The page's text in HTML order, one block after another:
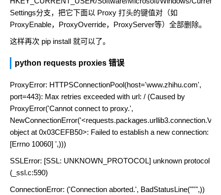
Settings分支，把它下面以 Proxy 打头的键值对（如
ProxyEnable，ProxyOverride，ProxyServer等）全部删除。
这样再次 pip install 就可以了。
python requests proxies 错误
ProxyError: HTTPSConnectionPool(host='www.zhihu.com',
port=443): Max retries exceeded with url: / (Caused by
ProxyError('Cannot connect to proxy.',
object at 0x03CEFB50>: Failed to establish a new connection:
[Errno 10060] ',)))
SSLError: [SSL: UNKNOWN_PROTOCOL] unknown protocol
(_ssl.c:590)
ConnectionError: ('Connection aborted.', BadStatusLine("''",))